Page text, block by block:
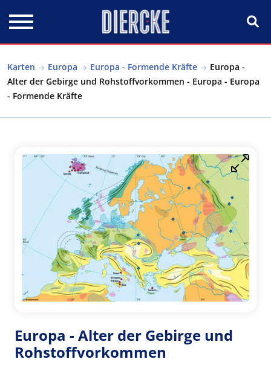
Karten Europa Europa - Formende Kräfte
Europa -
Alter der Gebirge und Rohstoffvorkommen - Europa - Europa
- Formende Kräfte
Europa - Alter der Gebirge und
Rohstoffvorkommen